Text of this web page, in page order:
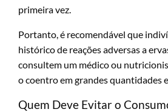
primeira vez.
Portanto, é recomendável que
histórico de reações adversas a
consultem um médico ou
o coentro em grandes quantidades
Quem Deve Evitar o